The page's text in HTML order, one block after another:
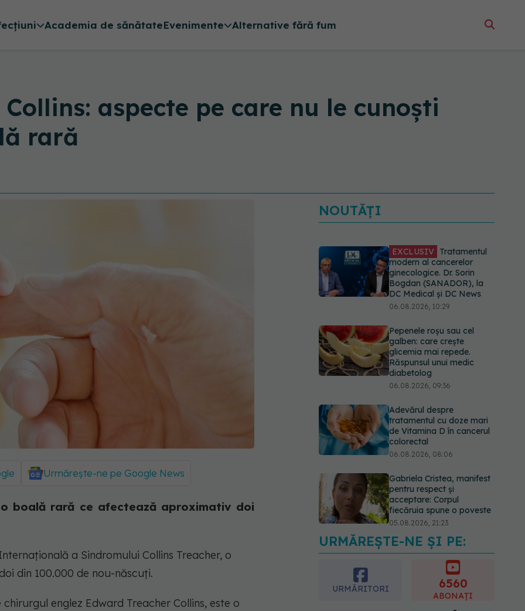
Academia de sănătateEvenimente Alternative fără fum
aspecte pe care nu le cunoști
rară
Urmărește-ne pe Google News
o boală rară ce afectează aproximativ doi
a Sindromului Collins Treacher, o
din 100.000 de nou-născuți.
englez Edward Treacher Collins, este o
NOUTĂȚI
EXCLUSIV Tratamentul
modern al cancerelor
ginecologice. Dr. Sorin
Bogdan (SANADOR), la
DC Medical și DC News
06.08.2026, 10:29
Pepenele roșu sau cel
galben: care crește
glicemia mai repede.
Răspunsul unui medic
diabetolog
06.08.2026, 09:36
Adevărul despre
tratamentul cu doze mari
de Vitamina D în cancerul
colorectal
06.08.2026, 08:06
Gabriela Cristea, manifest
pentru respect și
acceptare: Corpul
fiecăruia spune o poveste
05.08.2026, 21:23
Medicii de la Fundeni
demontează unul dintre
cele mai răspândite mituri
despre diabet
06.08.2026, 11:52
URMĂREȘTE-NE ȘI PE:
URMĂRITORI 6560
ABONAȚI